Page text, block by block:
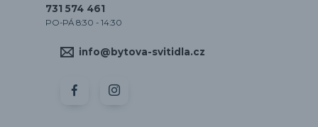
731 574 461
PO-PÁ 8:30 - 14:30
info@bytova-svitidla.cz